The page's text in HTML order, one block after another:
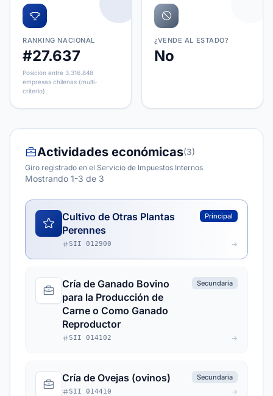
RANKING NACIONAL
#27.637
Posición entre 3.316.848
empresas chilenas (multi-
criterio).
¿VENDE AL ESTADO?
No
Actividades económicas(3)
Giro registrado en el Servicio de Impuestos Internos
Mostrando 1-3 de 3
Cultivo de Otras Plantas
Perennes
Principal
SII 012900
Cría de Ganado Bovino
para la Producción de
Carne o Como Ganado
Reproductor
Secundaria
SII 014102
Cría de Ovejas (ovinos) Secundaria
SII 014410